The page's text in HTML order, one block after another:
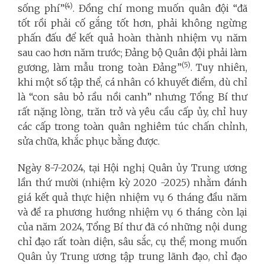
sống phí”(4). Đồng chí mong muốn quân đội “đã
tốt rồi phải cố gắng tốt hơn, phải không ngừng
phấn đấu để kết quả hoàn thành nhiệm vụ năm
sau cao hơn năm trước; Đảng bộ Quân đội phải làm
gương, làm mẫu trong toàn Đảng”(5). Tuy nhiên,
khi một số tập thể, cá nhân có khuyết điểm, dù chỉ
là “con sâu bỏ rầu nồi canh” nhưng Tổng Bí thư
rất nặng lòng, trăn trở và yêu cầu cấp ủy, chỉ huy
các cấp trong toàn quân nghiêm túc chấn chỉnh,
sửa chữa, khắc phục bằng được.
Ngày 8-7-2024, tại Hội nghị Quân ủy Trung ương
lần thứ mười (nhiệm kỳ 2020 -2025) nhằm đánh
giá kết quả thực hiện nhiệm vụ 6 tháng đầu năm
và đề ra phương hướng nhiệm vụ 6 tháng còn lại
của năm 2024, Tổng Bí thư đã có những nội dung
chỉ đạo rất toàn diện, sâu sắc, cụ thể; mong muốn
Quân ủy Trung ương tập trung lãnh đạo, chỉ đạo